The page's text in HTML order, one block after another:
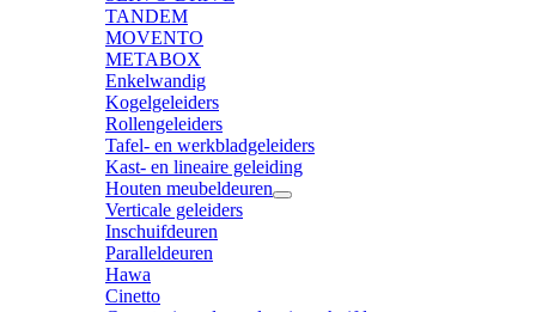
TANDEM
MOVENTO
METABOX
Enkelwandig
Kogelgeleiders
Rollengeleiders
Tafel- en werkbladgeleiders
Kast- en lineaire geleiding
Houten meubeldeuren
Verticale geleiders
Inschuifdeuren
Paralleldeuren
Hawa
Cinetto